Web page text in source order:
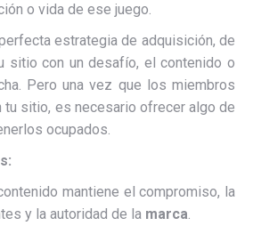
o vida de ese juego.
estrategia de adquisición, de
sitio con un desafío, el contenido o
Pero una vez que los miembros
tu sitio, es necesario ofrecer algo de
ocupados.
mantiene el compromiso, la
y la autoridad de la marca.